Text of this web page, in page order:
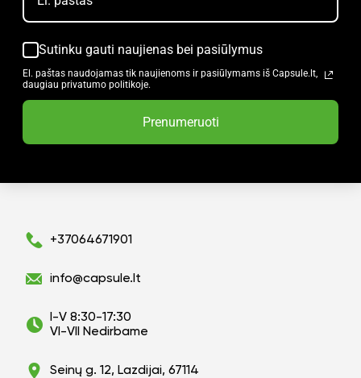
Sutinku gauti naujienas bei pasiūlymus
El. paštas naudojamas tik naujienoms ir pasiūlymams iš Capsule.lt,
daugiau privatumo politikoje.
Prenumeruoti
+37064671901
info@capsule.lt
I-V 8:30-17:30
VI-VII Nedirbame
Seinų g. 12, Lazdijai, 67114